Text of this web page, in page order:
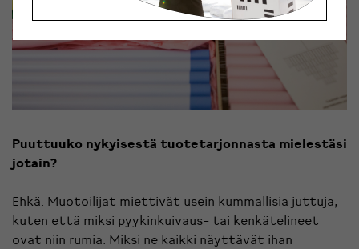
Puuttuuko nykyisestä tuotetarjonnasta mielestäsi
jotain?
Ehkä. Muotoilijat miettivät usein kummallisia juttuja,
kuten että miksi pyykinkuivaus- tai kenkätelineet
ovat niin rumia. Miksi ne kaikki näyttävät ihan